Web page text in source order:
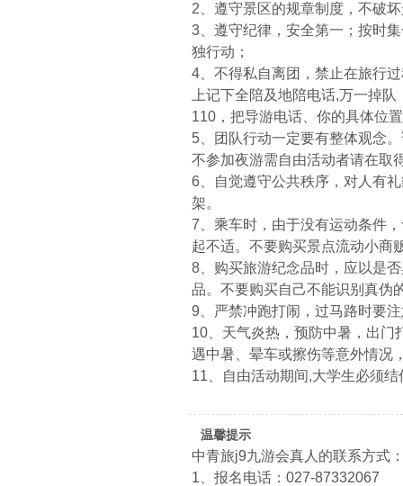
2、遵守景区的规章制度，不破
3、遵守纪律，安全第一；按时
独行动；
4、不得私自离团，禁止在旅行
上记下全陪及地陪电话,万一掉
110，把导游电话、你的具体位
5、团队行动一定要有整体观念
不参加夜游需自由活动者请在取
6、自觉遵守公共秩序，对人有
架。
7、乘车时，由于没有运动条件
起不适。不要购买景点流动小商
8、购买旅游纪念品时，应以是
品。不要购买自己不能识别真伪
9、严禁冲跑打闹，过马路时要
10、天气炎热，预防中暑，出门
遇中暑、晕车或擦伤等意外情况
11、自由活动期间,大学生必须
温馨提示
中青旅j9九游会真人的联系方式
1、报名电话：027-87332067